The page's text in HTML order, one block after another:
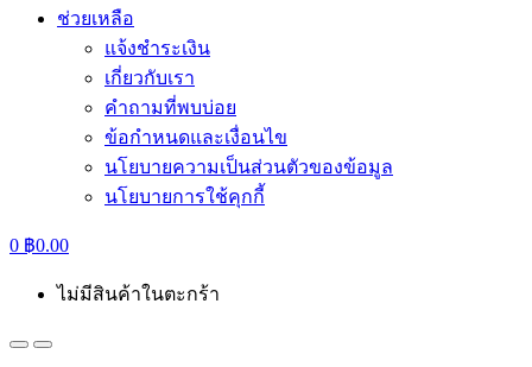
ช่วยเหลือ
แจ้งชำระเงิน
เกี่ยวกับเรา
คำถามที่พบบ่อย
ข้อกำหนดและเงื่อนไข
นโยบายความเป็นส่วนตัวของข้อมูล
นโยบายการใช้คุกกี้
0 ฿0.00
ไม่มีสินค้าในตะกร้า